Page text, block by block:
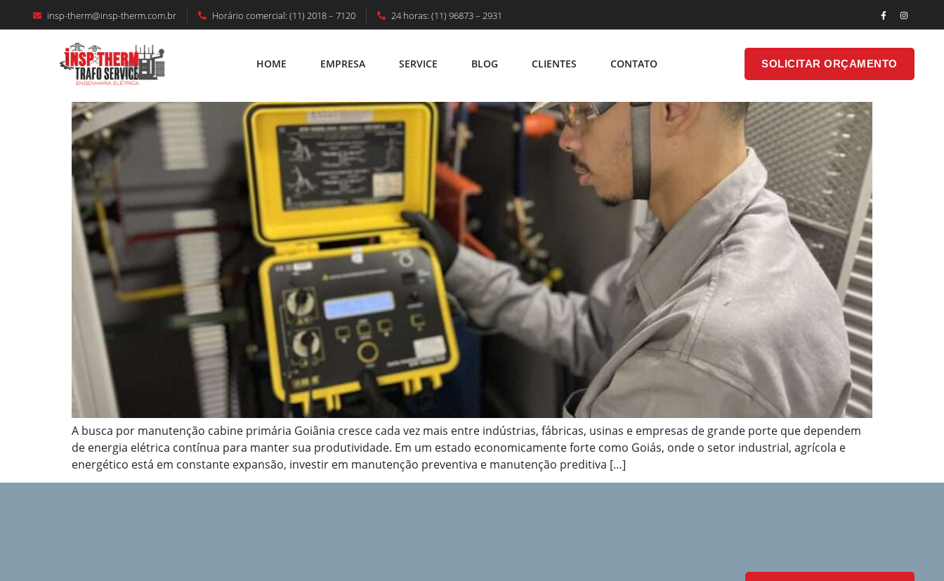
insp-therm@insp-therm.com.br Horário comercial: (11) 2018 – 7120 24 horas: (11) 96873 – 2931
HOME EMPRESA SERVICE BLOG CLIENTES CONTATO SOLICITAR ORÇAMENTO
HOME EMPRESA SERVICE BLOG CLIENTES CONTATO
SOLICITAR
ORÇAMENTO
MANUTENÇÃO CABINE PRIMÁRIA GOIÂNIA: Segurança, Eficiência E Confiabilidade No Sistema Elétrico De Potência
A busca por manutenção cabine primária Goiânia cresce cada vez mais entre indústrias, fábricas, usinas e empresas de grande porte que dependem
de energia elétrica contínua para manter sua produtividade. Em um estado economicamente forte como Goiás, onde o setor industrial, agrícola e
energético está em constante expansão, investir em manutenção preventiva e manutenção preditiva […]